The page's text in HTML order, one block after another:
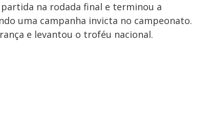
na rodada final e terminou a
uma campanha invicta no campeonato.
e levantou o troféu nacional.